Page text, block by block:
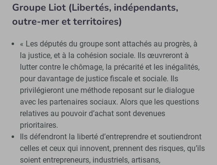
Groupe Liot (Libertés, indépendants,
outre-mer et territoires)
« Les députés du groupe sont attachés au progrès, à
la justice, et à la cohésion sociale. Ils œuvreront à
lutter contre le chômage, la précarité et les inégalités,
pour davantage de justice fiscale et sociale. Ils
privilégieront une méthode reposant sur le dialogue
avec les partenaires sociaux. Alors que les questions
relatives au pouvoir d’achat sont devenues
prioritaires.
Ils défendront la liberté d’entreprendre et soutiendront
celles et ceux qui innovent, prennent des risques, qu’ils
soient entrepreneurs, industriels, artisans,